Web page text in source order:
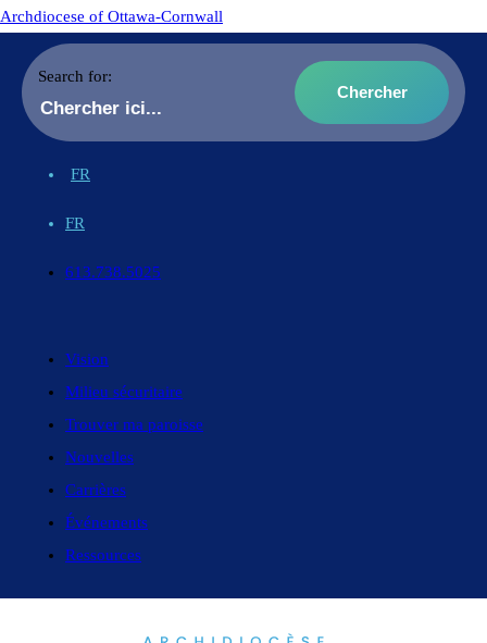
Archdiocese of Ottawa-Cornwall
Search for:
FR
FR
613.738.5025
Vision
Milieu sécuritaire
Trouver ma paroisse
Nouvelles
Carrières
Événements
Ressources